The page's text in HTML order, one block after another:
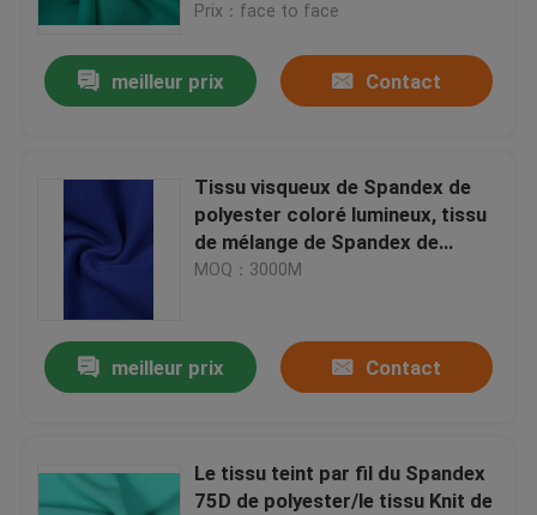
Prix：face to face
meilleur prix Contact
Tissu visqueux de Spandex de
polyester coloré lumineux, tissu
de mélange de Spandex de
rayonne de polyester
MOQ：3000M
meilleur prix Contact
Le tissu teint par fil du Spandex
75D de polyester/le tissu Knit de